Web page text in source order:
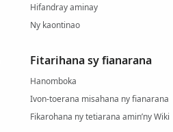
Hifandray aminay
Ny kaontinao
Fitarihana sy fianarana
Hanomboka
Ivon-toerana misahana ny fianarana
Fikarohana ny tetiarana amin’ny Wiki